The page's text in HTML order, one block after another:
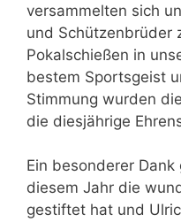
versammelten sich
und Schützenbrüder
Pokalschießen in
bestem Sportsgeist
Stimmung wurden
die diesjährige
Ein besonderer
diesem Jahr die
gestiftet hat und